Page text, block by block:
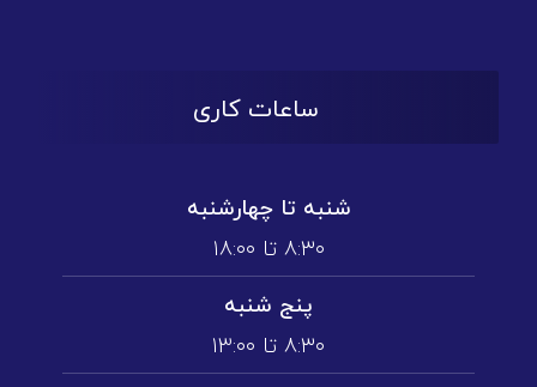
ساعات کاری
شنبه تا چهارشنبه
۸:۳۰ تا ۱۸:۰۰
پنج شنبه
۸:۳۰ تا ۱3:۰۰